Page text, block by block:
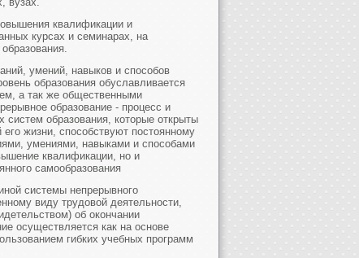
квалификации и
курсах и семинарах, на
умений, навыков и способов
образования обуславливается
а так же общественными
образование - процесс и
образования, которые открыты
жизни, способствуют постоянному
умениями, навыками и способами
квалификации, но и
самообразования
системы непрерывного
виду трудовой деятельности,
об окончании
осуществляется как на основе
гибких учебных программ